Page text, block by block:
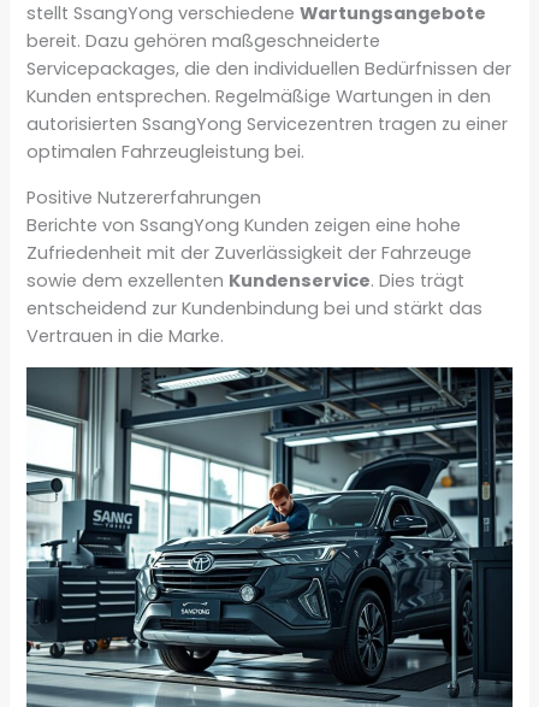
stellt SsangYong verschiedeneWartungsangebote
bereit. Dazu gehören maßgeschneiderte
Servicepackages, die den individuellen Bedürfnissen der
Kunden entsprechen. Regelmäßige Wartungen in den
autorisierten SsangYong Servicezentren tragen zu einer
optimalen Fahrzeugleistung bei.
Positive Nutzererfahrungen
Berichte von SsangYong Kunden zeigen eine hohe
Zufriedenheit mit der Zuverlässigkeit der Fahrzeuge
sowie dem exzellenten Kundenservice. Dies trägt
entscheidend zur Kundenbindung bei und stärkt das
Vertrauen in die Marke.